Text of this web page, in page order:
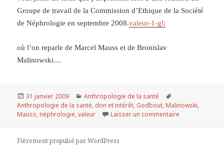
Groupe de travail de la Commission d’Ethique de la Société
de Néphrologie en septembre 2008.valeur-1-gl;
où l’on reparle de Marcel Mauss et de Bronislav
Malinowski…
Publié
le
31 janvier 2009 Catégories
Anthropologie de la santé
clés
Anthropologie de la santé, don et intérêt, Godbout,Malinowski,
Mauss,néphrologie,valeur Laisser un commentaire
Fièrement propulsé par WordPress